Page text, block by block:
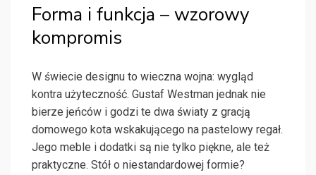
Forma i funkcja – wzorowy
kompromis
W świecie designu to wieczna wojna: wygląd
kontra użyteczność. Gustaf Westman jednak nie
bierze jeńców i godzi te dwa światy z gracją
domowego kota wskakującego na pastelowy regał.
Jego meble i dodatki są nie tylko piękne, ale też
praktyczne. Stół o niestandardowej formie?